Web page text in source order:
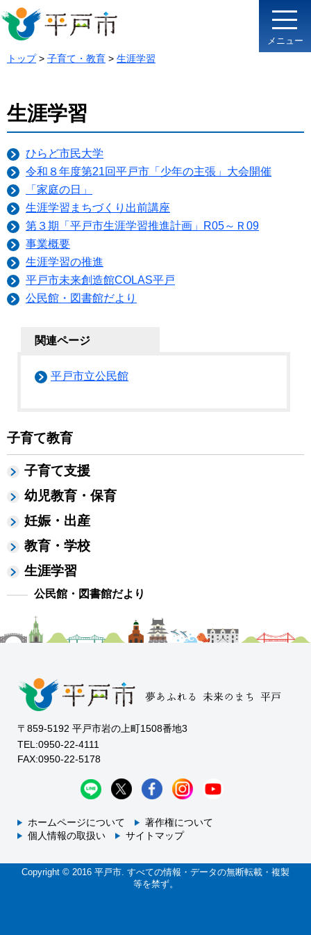
メニュー
トップ> 子育て・教育 > 生涯学習
子育て教育
子育て支援
幼児教育・保育
妊娠・出産
教育・学校
生涯学習
公民館・図書館だより
生涯学習
ひらど市民大学
令和８年度第21回平戸市「少年の主張」大会開催
「家庭の日」
生涯学習まちづくり出前講座
第３期「平戸市生涯学習推進計画」R05～Ｒ09
事業概要
生涯学習の推進
平戸市未来創造館COLAS平戸
公民館・図書館だより
関連ページ
平戸市立公民館
〒859-5192 平戸市岩の上町1508番地3
TEL:0950-22-4111
FAX:0950-22-5178
ホームページについて
著作権について
個人情報の取扱い
サイトマップ
Copyright © 2016 平戸市. すべての情報・データの無断転載・複製
等を禁ず。